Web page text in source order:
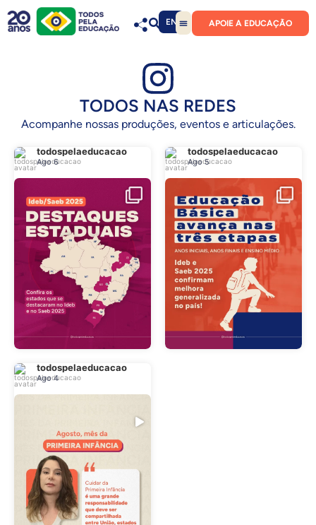
EN APOIE A EDUCAÇÃO
TODOS NAS REDES
Acompanhe nossas produções, eventos e articulações.
todospelaeducacao
Ago 6
@todospelaeducacao . Ago 6
todospelaeducacao
Ago 5
@todospelaeducacao . Ago 5
todospelaeducacao
Ago 4
@todospelaeducacao . Ago 4